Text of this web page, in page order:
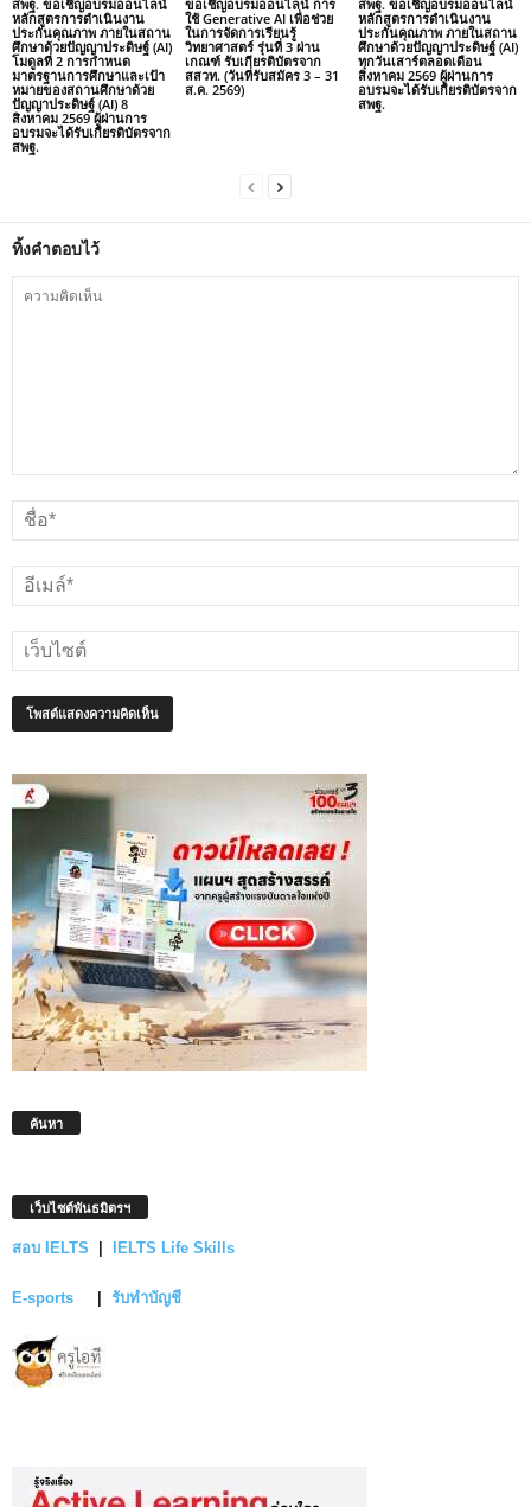
สพฐ. ขอเชิญอบรมออนไลน์
หลักสูตรการดำเนินงาน
ประกันคุณภาพ ภายในสถาน
ศึกษาด้วยปัญญาประดิษฐ์ (AI)
โมดูลที่ 2 การกำหนด
มาตรฐานการศึกษาและเป้า
หมายของสถานศึกษาด้วย
ปัญญาประดิษฐ์ (AI) 8
สิงหาคม 2569 ผู้ผ่านการ
อบรมจะได้รับเกียรติบัตรจาก
สพฐ.
ขอเชิญอบรมออนไลน์ การ
ใช้ Generative AI เพื่อช่วย
ในการจัดการเรียนรู้
วิทยาศาสตร์ รุ่นที่ 3 ผ่าน
เกณฑ์ รับเกียรติบัตรจาก
สสวท. (วันที่รับสมัคร 3 – 31
ส.ค. 2569)
สพฐ. ขอเชิญอบรมออนไลน์
หลักสูตรการดำเนินงาน
ประกันคุณภาพ ภายในสถาน
ศึกษาด้วยปัญญาประดิษฐ์ (AI)
ทุกวันเสาร์ตลอดเดือน
สิงหาคม 2569 ผู้ผ่านการ
อบรมจะได้รับเกียรติบัตรจาก
สพฐ.
ทิ้งคำตอบไว้
ค้นหา
เว็บไซต์พันธมิตรฯ
สอบ IELTS | IELTS Life Skills
E-sports | รับทำบัญชี